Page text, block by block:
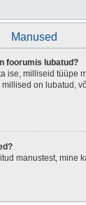
Manused
foorumis lubatud?
ise, milliseid tüüpe
on lubatud,
manustest, mine